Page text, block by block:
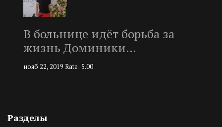
В больнице идёт борьба за
жизнь Доминики…
нояб 22, 2019 Rate: 5.00
Разделы